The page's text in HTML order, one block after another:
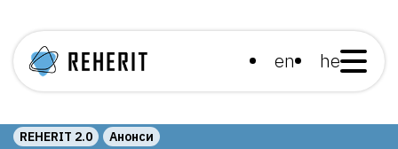
en he
REHERIT 2.0 Анонси